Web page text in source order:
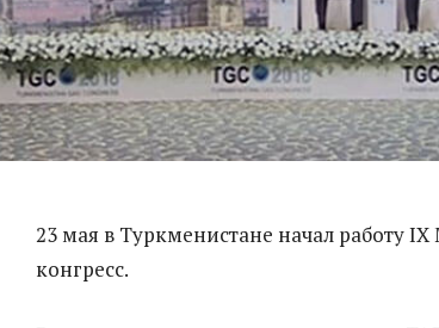
23 мая в Туркменистане начал работу
конгресс.